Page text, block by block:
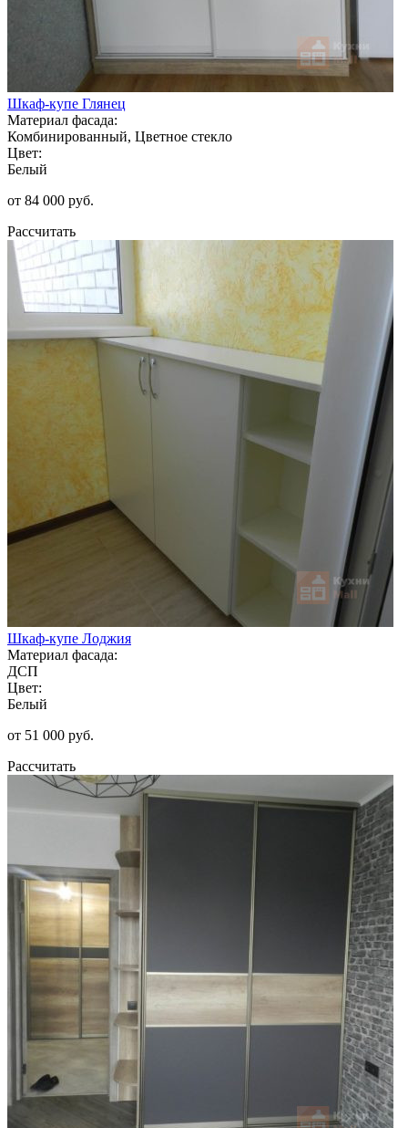
Шкаф-купе Глянец
Материал фасада:
Комбинированный, Цветное стекло
Цвет:
Белый
от 84 000 руб.
Рассчитать
Шкаф-купе Лоджия
Материал фасада:
ДСП
Цвет:
Белый
от 51 000 руб.
Рассчитать